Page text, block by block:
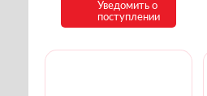
Уведомить о
поступлении